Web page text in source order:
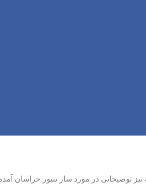
توصیحاتی در مورد ساز تنبور خراسان